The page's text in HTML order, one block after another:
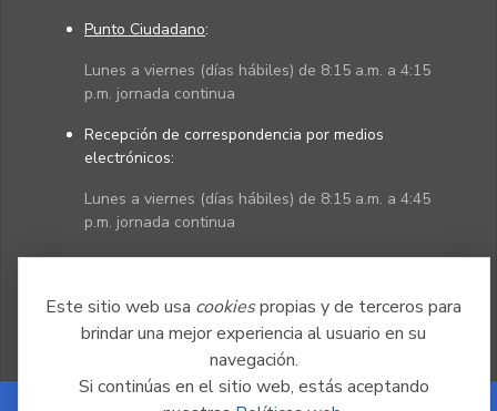
Este sitio web usa cookiespropias y de terceros para
brindar una mejor experiencia al usuario en su
navegación.
Si continúas en el sitio web, estás aceptando
Punto Ciudadano:
Lunes a viernes (días hábiles) de 8:15 a.m. a 4:15
p.m. jornada continua
Recepción de correspondencia por medios
electrónicos:
Lunes a viernes (días hábiles) de 8:15 a.m. a 4:45
p.m. jornada continua